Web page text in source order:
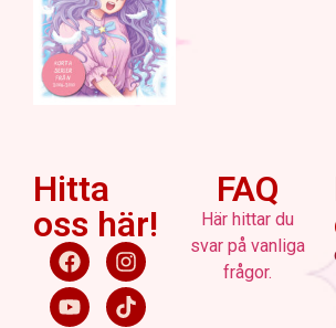
FAQ
Här hittar du
svar på vanliga
frågor.
Hitta
oss här!